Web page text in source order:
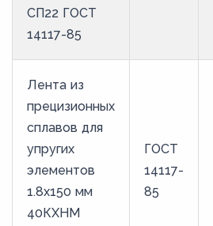
СП22 ГОСТ
14117-85
Лента из
прецизионных
сплавов для
упругих
элементов
1.8x150 мм
40КХНМ
ГОСТ
14117-
85